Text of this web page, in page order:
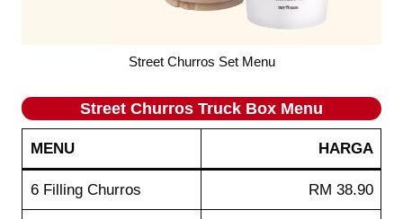
Street Churros Set Menu
Street Churros Truck Box Menu
MENU HARGA
6 Filling Churros RM 38.90